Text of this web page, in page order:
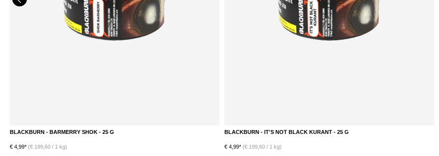
BLACKBURN - BARMERRY SHOK - 25 G
€ 4,99* (€ 199,60 / 1 kg)
DETAILS
BLACKBURN - IT'S NOT BLACK KURANT - 25 G
€ 4,99* (€ 199,60 / 1 kg)
DETAILS